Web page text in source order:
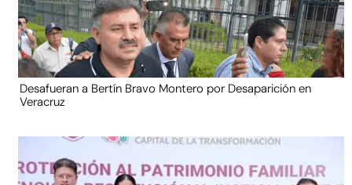
Desafueran a Bertín Bravo Montero por Desaparición en
Veracruz